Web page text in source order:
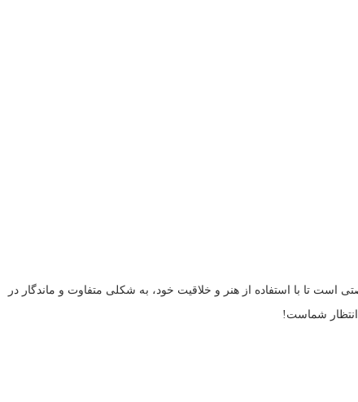
تا با استفاده از هنر و خلاقیت خود، به شکلی متفاوت و ماندگار در
انتظار شماست!